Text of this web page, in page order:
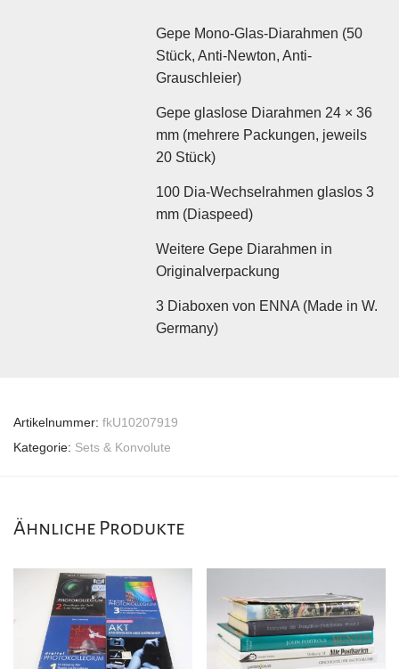
Gepe Mono-Glas-Diarahmen (50
Stück, Anti-Newton, Anti-
Grauschleier)
Gepe glaslose Diarahmen 24 × 36
mm (mehrere Packungen, jeweils
20 Stück)
100 Dia-Wechselrahmen glaslos 3
mm (Diaspeed)
Weitere Gepe Diarahmen in
Originalverpackung
3 Diaboxen von ENNA (Made in W.
Germany)
Artikelnummer: fkU10207919
Kategorie: Sets & Konvolute
Ähnliche Produkte